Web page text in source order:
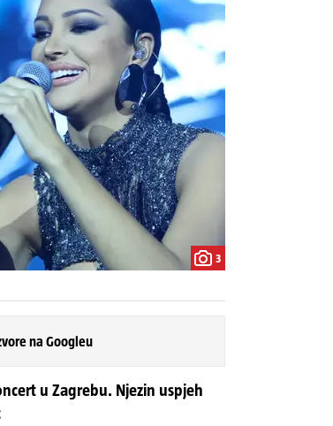
3
na Googleu
u Zagrebu. Njezin uspjeh